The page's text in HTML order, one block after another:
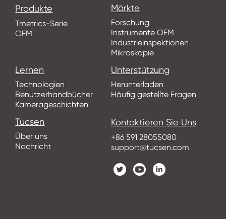
Produkte
Tmetrics-Serie
OEM
Märkte
Forschung
Instrumente OEM
Industrieinspektionen
Mikroskopie
Lernen
Technologien
Benutzerhandbücher
Kamerageschichten
Unterstützung
Herunterladen
Häufig gestellte Fragen
Tucsen
Über uns
Nachricht
Kontaktieren Sie Uns
+86 591 28055080
support@tucsen.com